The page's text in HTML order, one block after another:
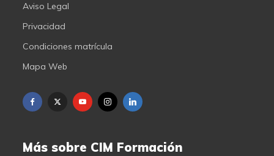
Aviso Legal
Privacidad
Condiciones matrícula
Mapa Web
Más sobre CIM Formación